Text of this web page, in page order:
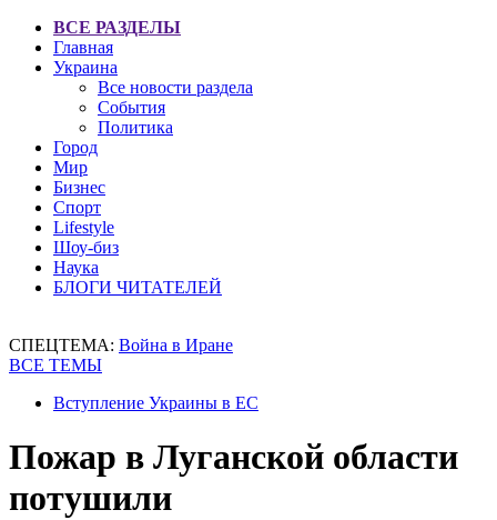
ВСЕ РАЗДЕЛЫ
Главная
Украина
Все новости раздела
События
Политика
Город
Мир
Бизнес
Спорт
Lifestyle
Шоу-биз
Наука
БЛОГИ ЧИТАТЕЛЕЙ
СПЕЦТЕМА: Война в Иране
ВСЕ ТЕМЫ
Вступление Украины в ЕС
Пожар в Луганской области
потушили